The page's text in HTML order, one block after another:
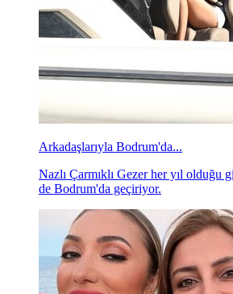
Arkadaşlarıyla Bodrum'da...
Nazlı Çarmıklı Gezer her yıl olduğu
de Bodrum'da geçiriyor.